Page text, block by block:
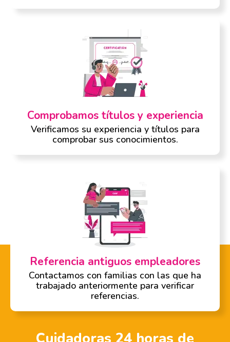
Comprobamos títulos y experiencia
Verificamos su experiencia y títulos para
comprobar sus conocimientos.
Referencia antiguos empleadores
Contactamos con familias con las que ha
trabajado anteriormente para verificar
referencias.